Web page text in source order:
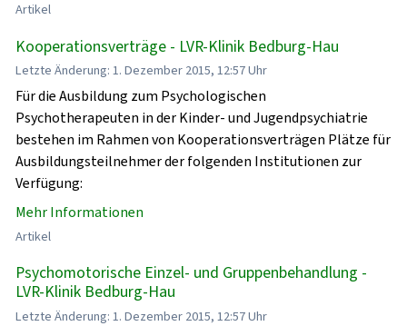
Artikel
Kooperationsverträge - LVR-Klinik Bedburg-Hau
Letzte Änderung: 1. Dezember 2015, 12:57 Uhr
Für die Ausbildung zum Psychologischen
Psychotherapeuten in der Kinder- und Jugendpsychiatrie
bestehen im Rahmen von Kooperationsverträgen Plätze für
Ausbildungsteilnehmer der folgenden Institutionen zur
Verfügung:
Mehr Informationen
Artikel
Psychomotorische Einzel- und Gruppenbehandlung -
LVR-Klinik Bedburg-Hau
Letzte Änderung: 1. Dezember 2015, 12:57 Uhr